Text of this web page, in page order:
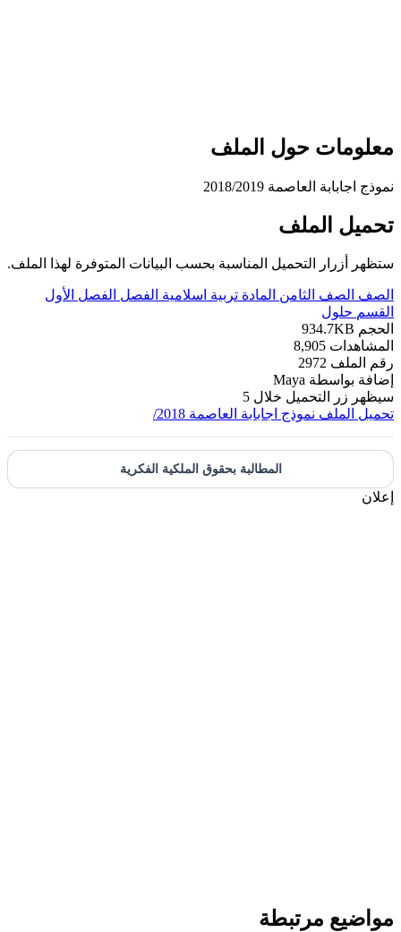
حول الملف
اجابابة العاصمة 2018/2019
الملف
أزرار التحميل المناسبة بحسب البيانات المتوفرة لهذا الملف.
الصف الثامن المادة تربية اسلامية الفصل الفصل الأول
حلول
934.7KB
8,905
الملف 2972
بواسطة Maya
زر التحميل خلال 5
الملف نموذج اجابابة العاصمة 2018/
المطالبة بحقوق الملكية الفكرية
مرتبطة